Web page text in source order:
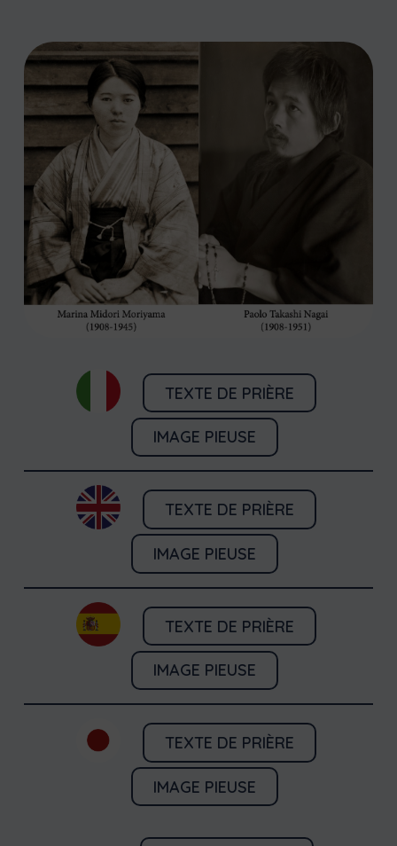
TEXTE DE PRIÈRE
IMAGE PIEUSE
TEXTE DE PRIÈRE
IMAGE PIEUSE
TEXTE DE PRIÈRE
IMAGE PIEUSE
TEXTE DE PRIÈRE
IMAGE PIEUSE